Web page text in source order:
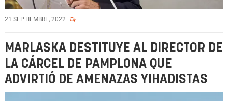
21 SEPTIEMBRE, 2022
MARLASKA DESTITUYE AL DIRECTOR DE
LA CÁRCEL DE PAMPLONA QUE
ADVIRTIÓ DE AMENAZAS YIHADISTAS